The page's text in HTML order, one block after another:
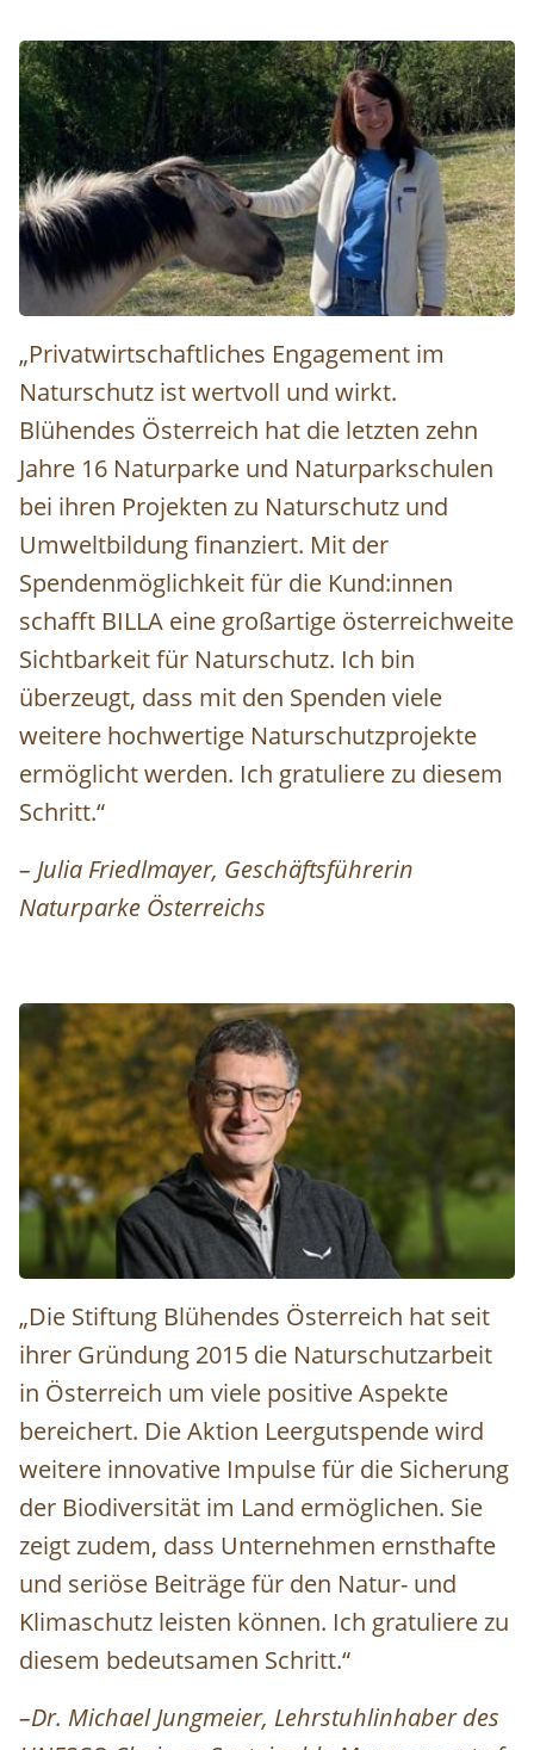
Julia Friedlmayer © Julia Friedlmayer
„Privatwirtschaftliches Engagement im
Naturschutz ist wertvoll und wirkt.
Blühendes Österreich hat die letzten zehn
Jahre 16 Naturparke und Naturparkschulen
bei ihren Projekten zu Naturschutz und
Umweltbildung finanziert. Mit der
Spendenmöglichkeit für die Kund:innen
schafft BILLA eine großartige österreichweite
Sichtbarkeit für Naturschutz. Ich bin
überzeugt, dass mit den Spenden viele
weitere hochwertige Naturschutzprojekte
ermöglicht werden. Ich gratuliere zu diesem
Schritt.“
– Julia Friedlmayer, Geschäftsführerin
Naturparke Österreichs
Michael Jungmeier © Helge Bauer
„Die Stiftung Blühendes Österreich hat seit
ihrer Gründung 2015 die Naturschutzarbeit
in Österreich um viele positive Aspekte
bereichert. Die Aktion Leergutspende wird
weitere innovative Impulse für die Sicherung
der Biodiversität im Land ermöglichen. Sie
zeigt zudem, dass Unternehmen ernsthafte
und seriöse Beiträge für den Natur- und
Klimaschutz leisten können. Ich gratuliere zu
diesem bedeutsamen Schritt.“
–Dr. Michael Jungmeier, Lehrstuhlinhaber des